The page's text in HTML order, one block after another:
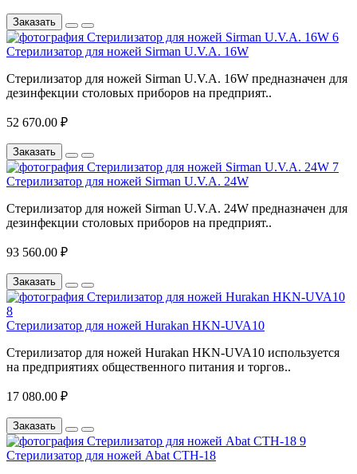
Заказать
Стерилизатор для ножей Sirman U.V.A. 16W
Стерилизатор для ножей Sirman U.V.A. 16W предназначен для
дезинфекции столовых приборов на предприят..
52 670.00 ₽
Заказать
Стерилизатор для ножей Sirman U.V.A. 24W
Стерилизатор для ножей Sirman U.V.A. 24W предназначен для
дезинфекции столовых приборов на предприят..
93 560.00 ₽
Заказать
Стерилизатор для ножей Hurakan HKN-UVA10
Стерилизатор для ножей Hurakan HKN-UVA10 используется
на предприятиях общественного питания и торгов..
17 080.00 ₽
Заказать
Стерилизатор для ножей Abat СТН-18